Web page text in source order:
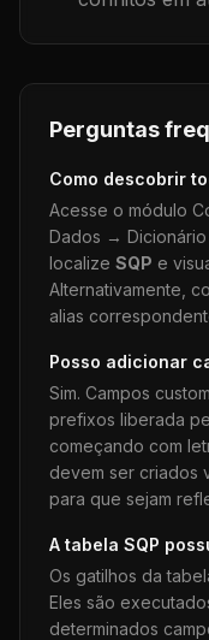
Perguntas
Como descobrir
Acesse o módulo
Dados →
localize SQP e
Alternativamente,
alias
Posso adicionar
Sim. Campos
prefixos liberada
começando com
devem ser criados
para que sejam
A tabela SQP
Os gatilhos da
Eles são
determinados